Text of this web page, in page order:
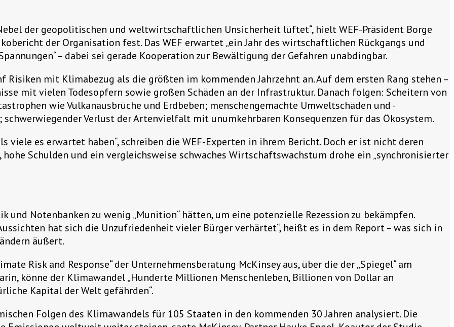
der geopolitischen und weltwirtschaftlichen Unsicherheit lüftet“, hielt WEF-Präsident Borge
der Organisation fest. Das WEF erwartet „ein Jahr des wirtschaftlichen Rückgangs und
– dabei sei gerade Kooperation zur Bewältigung der Gefahren unabdingbar.
mit Klimabezug als die größten im kommenden Jahrzehnt an. Auf dem ersten Rang stehen –
mit vielen Todesopfern sowie großen Schäden an der Infrastruktur. Danach folgen: Scheitern von
wie Vulkanausbrüche und Erdbeben; menschengemachte Umweltschäden und -
Verlust der Artenvielfalt mit unumkehrbaren Konsequenzen für das Ökosystem.
es erwartet haben“, schreiben die WEF-Experten in ihrem Bericht. Doch er ist nicht deren
Schulden und ein vergleichsweise schwaches Wirtschaftswachstum drohe ein „synchronisierter
und Notenbanken zu wenig „Munition“ hätten, um eine potenzielle Rezession zu bekämpfen.
hat sich die Unzufriedenheit vieler Bürger verhärtet“, heißt es in dem Report – was sich in
äußert.
Risk and Response“ der Unternehmensberatung McKinsey aus, über die der „Spiegel“ am
könne der Klimawandel „Hunderte Millionen Menschenleben, Billionen von Dollar an
Kapital der Welt gefährden“.
Folgen des Klimawandels für 105 Staaten in den kommenden 30 Jahren analysiert. Die